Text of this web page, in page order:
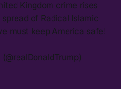
Kingdom crime rises
of Radical Islamic
must keep America safe!